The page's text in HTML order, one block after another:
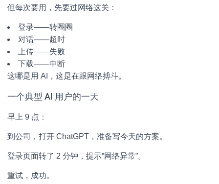
但每次要用，先要过网络这关：
登录——转圈圈
对话——超时
上传——失败
下载——中断
这哪是用 AI，这是在跟网络搏斗。
一个典型 AI 用户的一天
早上 9 点：
到公司，打开 ChatGPT，准备写今天的方案。
登录页面转了 2 分钟，提示”网络异常”。
重试，成功。